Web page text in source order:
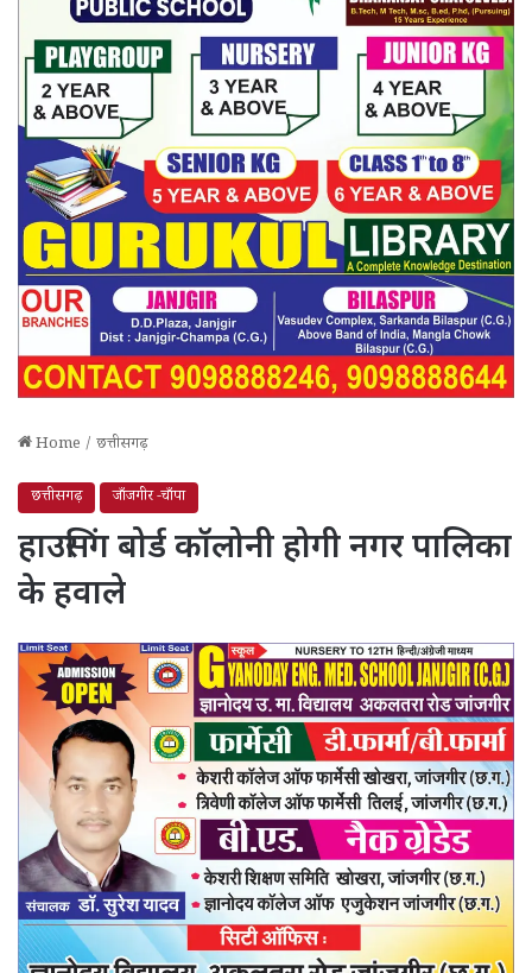
Home / छत्तीसगढ़
छत्तीसगढ़ जाँजगीर -चाँपा
हाउसिंग बोर्ड कॉलोनी होगी नगर पालिका
के हवाले